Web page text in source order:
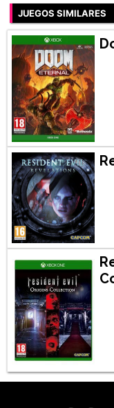
JUEGOS SIMILARES